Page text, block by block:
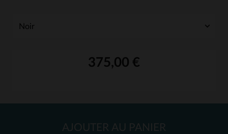
375,00 €
AJOUTER AU PANIER